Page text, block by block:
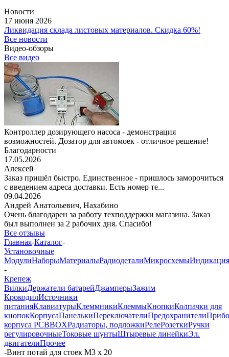
Новости
17 июня 2026
Ликвидация склада листовых материалов. Скидка 60%!
Все новости
Видео-обзоры
Все видео
Контроллер дозирующего насоса - демонстрация
возможностей. Дозатор для автомоек - отличное решение!
Благодарности
17.05.2026
Алексей
Заказ пришёл быстро. Единственное - пришлось заморочиться
с введением адреса доставки. Есть номер те...
09.04.2026
Андрей Анатольевич, Нахабино
Очень благодарен за работу техподдержки магазина. Заказ
был выполнен за 2 рабочих дня. Спасибо!
Все отзывы
Главная-Каталог-
Установочные
МодулиНаборыМатериалыРадиодеталиМикросхемыИндикация
-
Крепеж
ВилкиДержатели батарейДжамперыЗажим
КрокодилИсточники
питанияКлавиатурыКлеммникиКлеммыКнопкиКолпачки для
кнопокКорпусаПанелькиПереключателиПредохранители
корпуса PCBBOXРадиаторы, подложкиРелеРозеткиРучки
регулировочныеТоковые шунтыШтыревые линейкиЭл.
двигателиПрочее
-Винт потай для стоек М3 х 20